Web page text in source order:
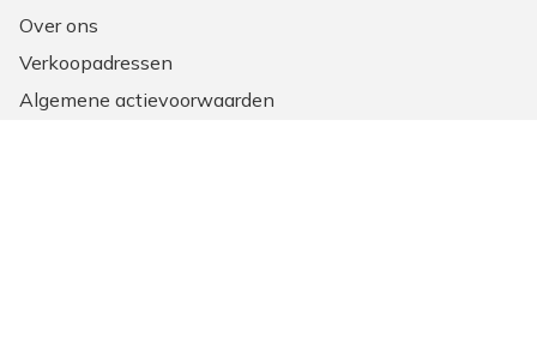
Over ons
Verkoopadressen
Algemene actievoorwaarden